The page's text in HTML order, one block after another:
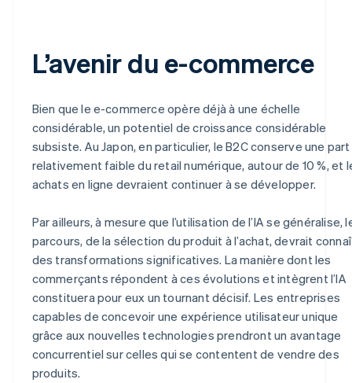
L’avenir du e-commerce
Bien que le e-commerce opère déjà à une échelle
considérable, un potentiel de croissance considérable
subsiste. Au Japon, en particulier, le B2C conserve une part
relativement faible du retail numérique, autour de 10 %, et
achats en ligne devraient continuer à se développer.
Par ailleurs, à mesure que l’utilisation de l’IA se généralise,
parcours, de la sélection du produit à l’achat, devrait
des transformations significatives. La manière dont les
commerçants répondent à ces évolutions et intègrent l’IA
constituera pour eux un tournant décisif. Les entreprises
capables de concevoir une expérience utilisateur unique
grâce aux nouvelles technologies prendront un avantage
concurrentiel sur celles qui se contentent de vendre des
produits.